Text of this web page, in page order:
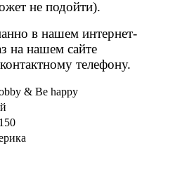
не подойти).
в нашем интернет-
на нашем сайте
телефону.
& Be happy